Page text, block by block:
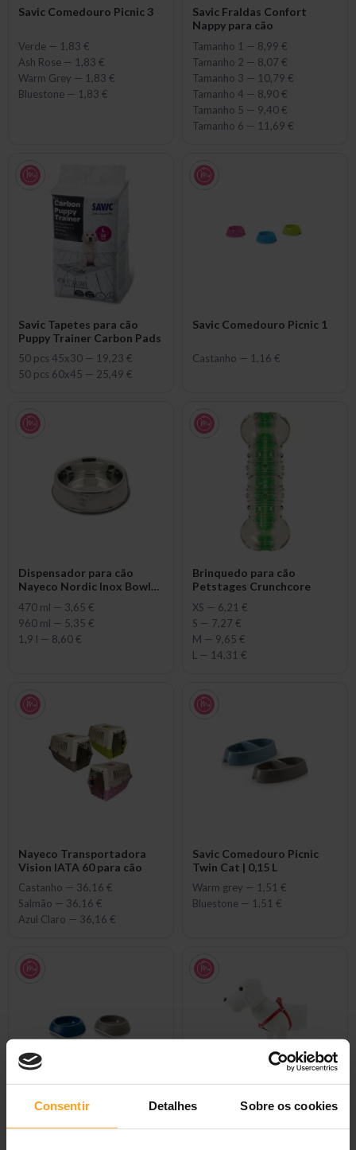
Consentir Detalhes Sobre os cookies
Savic Comedouro Picnic 3
Verde — 1,83 €
Ash Rose — 1,83 €
Warm Grey — 1,83 €
Bluestone — 1,83 €
Savic Fraldas Confort
Nappy para cão
Tamanho 1 — 8,99 €
Tamanho 2 — 8,07 €
Tamanho 3 — 10,79 €
Tamanho 4 — 8,90 €
Tamanho 5 — 9,40 €
Tamanho 6 — 11,69 €
Savic Tapetes para cão
Puppy Trainer Carbon Pads
50 pcs 45x30 — 19,23 €
50 pcs 60x45 — 25,49 €
Savic Comedouro Picnic 1
Castanho — 1,16 €
Dispensador para cão
Nayeco Nordic Inox Bowl
470 ml — 3,65 €
960 ml — 5,35 €
1,9 l — 8,60 €
Brinquedo para cão
Petstages Crunchcore
XS — 6,21 €
S — 7,27 €
M — 9,65 €
L — 14,31 €
Nayeco Transportadora
Vision IATA 60 para cão
Castanho — 36,16 €
Salmão — 36,16 €
Azul Claro — 36,16 €
Savic Comedouro Picnic
Twin Cat | 0,15 L
Warm grey — 1,51 €
Bluestone — 1,51 €
Comedouro Delice 2 |
Nylon | 20 mm x 35-50 cm